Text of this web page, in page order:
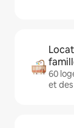
60
et